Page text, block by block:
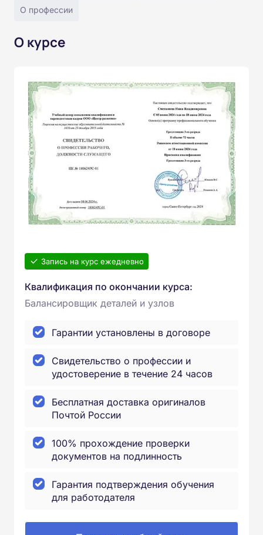
О профессии
О курсе
Запись на курс ежедневно
Квалификация по окончании курса:
Балансировщик деталей и узлов
Гарантии установлены в договоре
Свидетельство о профессии и
удостоверение в течение 24 часов
Бесплатная доставка оригиналов
Почтой России
100% прохождение проверки
документов на подлинность
Гарантия подтверждения обучения
для работодателя